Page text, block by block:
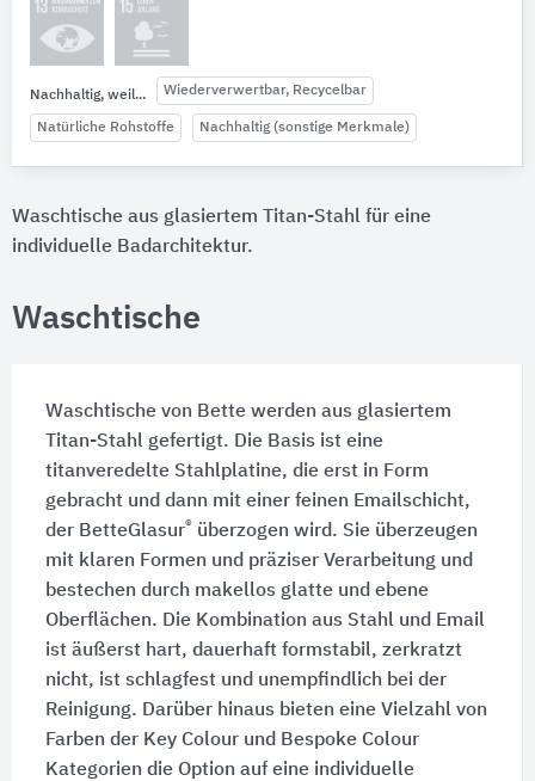
Nachhaltig, weil... Wiederverwertbar, Recycelbar
Natürliche Rohstoffe Nachhaltig (sonstige Merkmale)
Waschtische aus glasiertem Titan-Stahl für eine
individuelle Badarchitektur.
Waschtische
Waschtische von Bette werden aus glasiertem
Titan-Stahl gefertigt. Die Basis ist eine
titanveredelte Stahlplatine, die erst in Form
gebracht und dann mit einer feinen Emailschicht,
der BetteGlasur® überzogen wird. Sie überzeugen
mit klaren Formen und präziser Verarbeitung und
bestechen durch makellos glatte und ebene
Oberflächen. Die Kombination aus Stahl und Email
ist äußerst hart, dauerhaft formstabil, zerkratzt
nicht, ist schlagfest und unempfindlich bei der
Reinigung. Darüber hinaus bieten eine Vielzahl von
Farben der Key Colour und Bespoke Colour
Kategorien die Option auf eine individuelle